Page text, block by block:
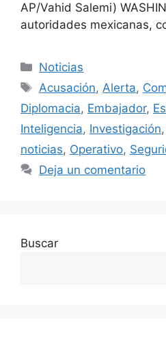
AP/Vahid Salemi)
autoridades mexicanas,
Categorías
Noticias
Etiquetas
Acusación,Alerta,
Diplomacia, Embajador,
Inteligencia, Investigación,
noticias, Operativo,
Deja un comentario
Buscar